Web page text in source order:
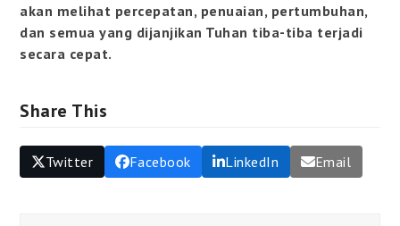
akan melihat percepatan, penuaian, pertumbuhan,
dan semua yang dijanjikan Tuhan tiba-tiba terjadi
secara cepat.
Share This
Twitter Facebook LinkedIn Email